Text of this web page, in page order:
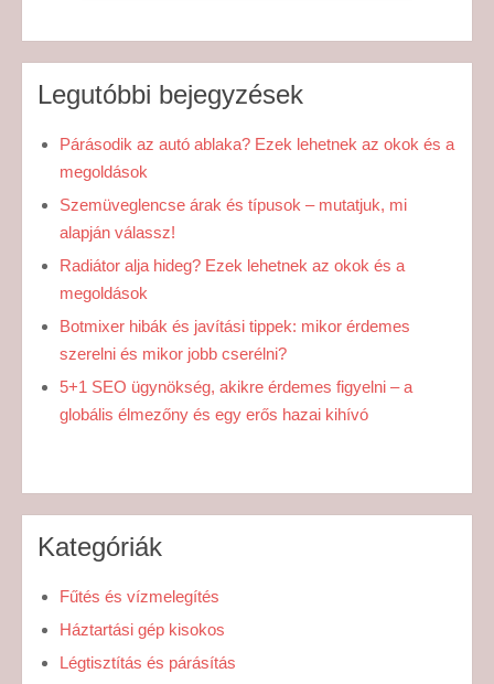
Legutóbbi bejegyzések
Párásodik az autó ablaka? Ezek lehetnek az okok és a
megoldások
Szemüveglencse árak és típusok – mutatjuk, mi
alapján válassz!
Radiátor alja hideg? Ezek lehetnek az okok és a
megoldások
Botmixer hibák és javítási tippek: mikor érdemes
szerelni és mikor jobb cserélni?
5+1 SEO ügynökség, akikre érdemes figyelni – a
globális élmezőny és egy erős hazai kihívó
Kategóriák
Fűtés és vízmelegítés
Háztartási gép kisokos
Légtisztítás és párásítás